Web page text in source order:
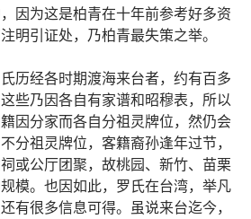
因为这是柏青在十年前参考好多资
明引证处，乃柏青最失策之举。
历经各时期渡海来台者，约有百多
些乃因各自有家谱和昭穆表，所以
因分家而各自分祖灵牌位，然仍会
分祖灵牌位，客籍裔孙逢年过节，
或公厅团聚，故桃园、新竹、苗栗
模。也因如此，罗氏在台湾，举凡
有很多信息可得。虽说来台迄今，